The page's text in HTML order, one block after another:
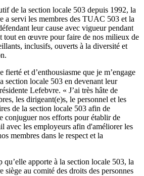
de la section locale 503 depuis 1992, la
a servi les membres des TUAC 503 et la
leurcause avec vigueurpendant
tout en œuvre pour faire de nos milieux de
, inclusifs, ouverts à la diversité et
fierté et d’enthousiasme que je m’engage
section locale 503 en devenant leur
Lefebvre. « J’ai très hâte de
, les dirigeant(e)s, le personnel et les
de la section locale 503 afin de
conjuguernos efforts pourétablirde
avec les employeurs afin d'améliorerles
membres dans le respect et la
qu’elle apporte à la section locale 503, la
siège au comité des droits des personnes